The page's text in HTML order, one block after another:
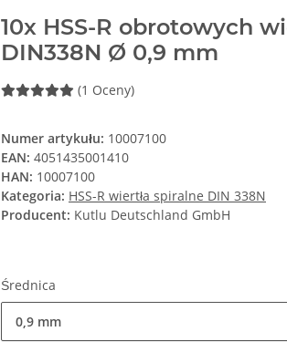
10x HSS-R obrotowych
DIN338N Ø 0,9 mm
(1 Oceny)
Numer artykułu: 10007100
EAN: 4051435001410
HAN: 10007100
Kategoria: HSS-R wiertła spiralne DIN 338N
Producent: Kutlu Deutschland GmbH
Średnica
0,9 mm